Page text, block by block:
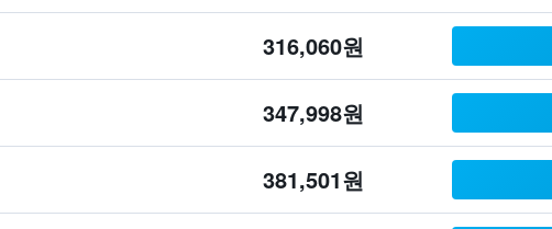
316,060원
347,998원
381,501원